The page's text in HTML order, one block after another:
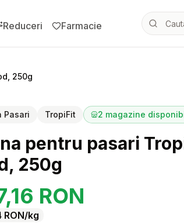
Reduceri Farmacie
250g
Pasari TropiFit 2 magazine
pentru pasari
250g
RON
RON/kg